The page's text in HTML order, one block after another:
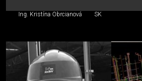
Ing. Kristína Obrcianová SK